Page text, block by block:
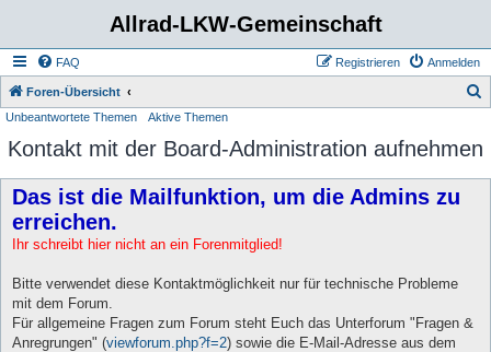
Allrad-LKW-Gemeinschaft
FAQ Anmelden
Registrieren
Foren-Übersicht
Unbeantwortete Themen Aktive Themen
Kontakt mit der Board-Administration aufnehmen
Das ist die Mailfunktion, um die Admins zu
erreichen.
Ihr schreibt hier nicht an ein Forenmitglied!
Bitte verwendet diese Kontaktmöglichkeit nur für technische Probleme
mit dem Forum.
Für allgemeine Fragen zum Forum steht Euch das Unterforum "Fragen &
Anregrungen" (viewforum.php?f=2) sowie die E-Mail-Adresse aus dem